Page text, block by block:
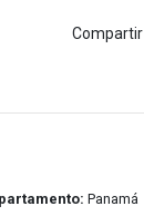
Compartir
Panamá